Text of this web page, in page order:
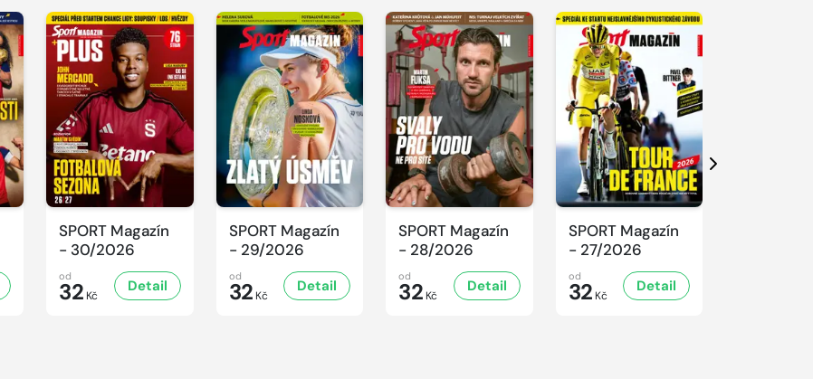
SPORT Magazín
- 30/2026
od
32 Kč
Detail
SPORT Magazín
- 29/2026
od
32 Kč
Detail
SPORT Magazín
- 28/2026
od
32 Kč
Detail
SPORT Magazín
- 27/2026
od
32 Kč
Detail
Další